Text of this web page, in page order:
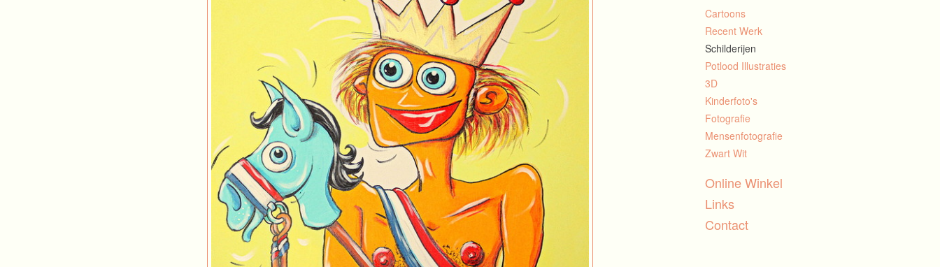
Cartoons
Recent Werk
Schilderijen
Potlood Illustraties
3D
Kinderfoto's
Fotografie
Mensenfotografie
Zwart Wit
Online Winkel
Links
Contact